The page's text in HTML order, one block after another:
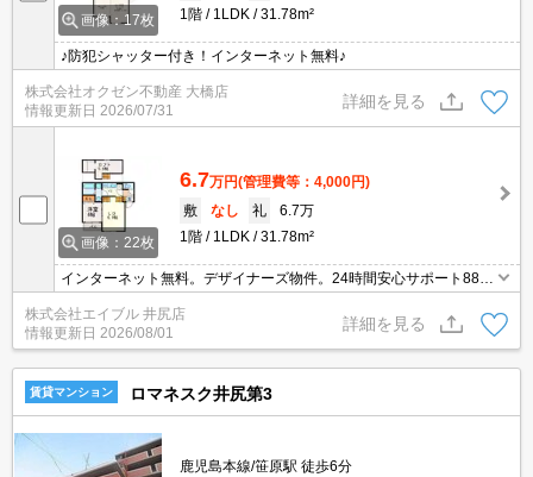
画像：17枚
1階
1LDK 31.78m²
♪防犯シャッター付き！インターネット無料♪
株式会社オクゼン不動産 大橋店
情報更新日 2026/07/31
詳細を見る
画像：22枚
6.7万円(管理費等：4,000円)
敷
なし 礼
6.7万
1階
1LDK 31.78m²
インターネット無料。デザイナーズ物件。24時間安心サポート880
円。
株式会社エイブル 井尻店
情報更新日 2026/08/01
詳細を見る
賃貸マンション ロマネスク井尻第3
鹿児島本線/笹原駅 徒歩6分